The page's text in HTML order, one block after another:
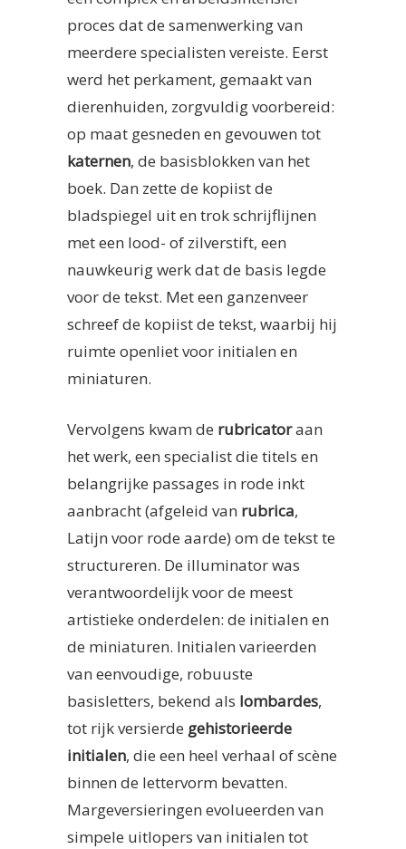
proces dat de samenwerking van
meerdere specialisten vereiste. Eerst
werd het perkament, gemaakt van
dierenhuiden, zorgvuldig voorbereid:
op maat gesneden en gevouwen tot
katernen, de basisblokken van het
boek. Dan zette de kopiist de
bladspiegel uit en trok schrijflijnen
met een lood- of zilverstift, een
nauwkeurig werk dat de basis legde
voor de tekst. Met een ganzenveer
schreef de kopiist de tekst, waarbij hij
ruimte openliet voor initialen en
miniaturen.
Vervolgens kwam de rubricatoraan
het werk, een specialist die titels en
belangrijke passages in rode inkt
aanbracht (afgeleid van rubrica,
Latijn voor rode aarde) om de tekst te
structureren. De illuminator was
verantwoordelijk voor de meest
artistieke onderdelen: de initialen en
de miniaturen. Initialen varieerden
van eenvoudige, robuuste
basisletters, bekend als lombardes,
tot rijk versierde gehistorieerde
initialen, die een heel verhaal of scène
binnen de lettervorm bevatten.
Margeversieringen evolueerden van
simpele uitlopers van initialen tot